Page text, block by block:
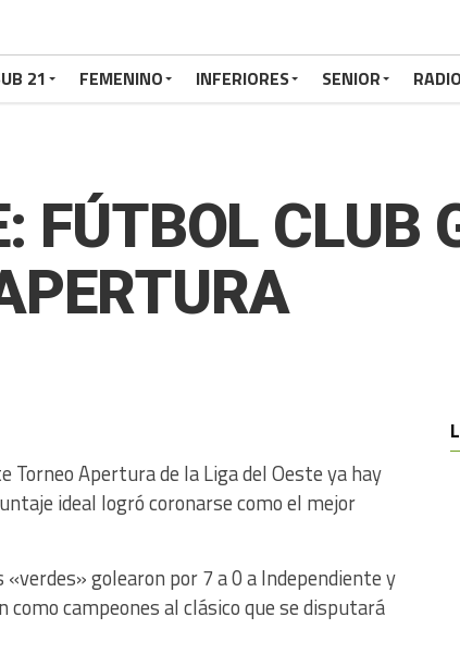
21 FEMENINO INFERIORES SENIOR
FÚTBOL CLUB
Apertura de la Liga del Oeste ya hay
ideal logró coronarse como el mejor
golearon por 7 a 0 a Independiente y
campeones al clásico que se disputará